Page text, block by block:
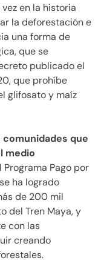
en la historia
la deforestación e
una forma de
que se
publicado el
que prohíbe
glifosato y maíz
que
medio
Pago por
ha logrado
de 200 mil
del Tren Maya, y
con las
creando